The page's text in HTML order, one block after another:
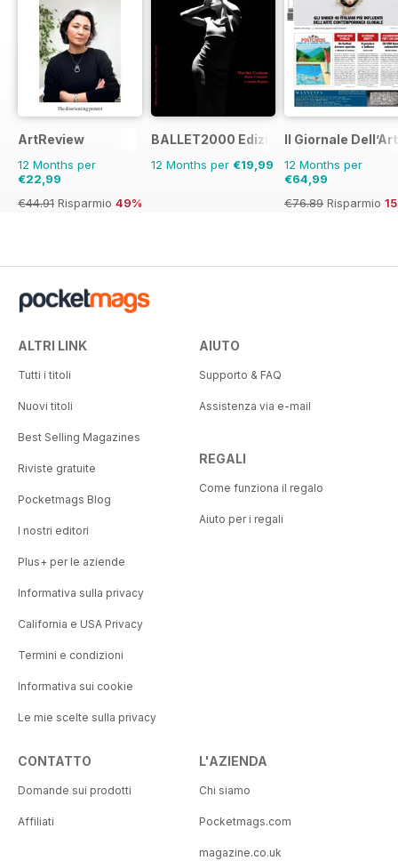
ArtReview
12 Months per
€22,99
€44.91 Risparmio 49%
BALLET2000 Edizione Italia
12 Months per €19,99
Il Giornale
12 Months per
€64,99
€76.89 Risparmio
ALTRI LINK
Tutti i titoli
Nuovi titoli
Best Selling Magazines
Riviste gratuite
Pocketmags Blog
I nostri editori
Plus+ per le aziende
Informativa sulla privacy
California e USA Privacy
Termini e condizioni
Informativa sui cookie
Le mie scelte sulla privacy
AIUTO
Supporto & FAQ
Assistenza via e-mail
REGALI
Come funziona il regalo
Aiuto per i regali
CONTATTO
Domande sui prodotti
Affiliati
L'AZIENDA
Chi siamo
Pocketmags.com
magazine.co.uk